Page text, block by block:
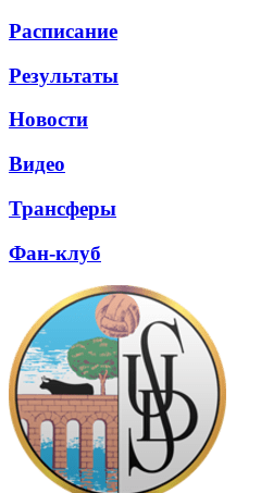
Расписание
Результаты
Новости
Видео
Трансферы
Фан-клуб